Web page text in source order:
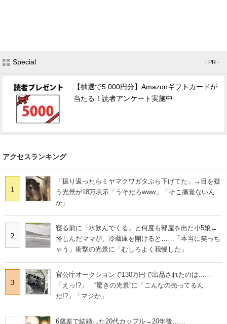
Special - PR -
【抽選で5,000円分】Amazonギフトカードが
当たる！読者アンケート実施中
アクセスランキング
1
「振り返ったらミヤマクワガタぶら下げてた」→目を疑
う光景が18万表示「うそだろwww」「そこ痛覚ないん
か」
2
寝る前に「水飲んでくる」と何度も部屋を出た小5娘→
怪しんだママが、冷蔵庫を開けると……「本当に笑っち
ゃう」衝撃の光景に「むしろよく我慢した」
3
官公庁オークションで130万円で出品されたのは……
「えっ!?」 “驚きの光景”に「こんなの売ってるん
だ!?」「マジか」
6歳差で結婚した20代カップル→20年後……